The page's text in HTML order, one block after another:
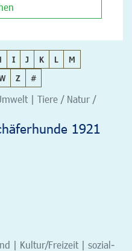
I J K L
M
Z #
| Tiere / Natur /
1921
| Kultur/Freizeit | sozial-